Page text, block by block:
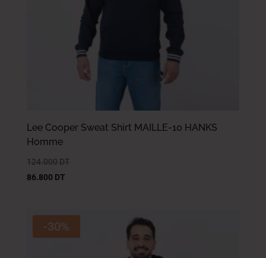
Lee Cooper Sweat Shirt MAILLE-10 HANKS
Homme
124.000 DT
86.800 DT
-30%